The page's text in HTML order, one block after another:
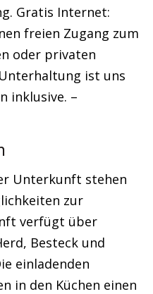
Gratis Internet:
freien Zugang zum
oder privaten
ist uns
inklusive. –
Unterkunft stehen
zur
verfügt über
Besteck und
einladenden
in den Küchen einen